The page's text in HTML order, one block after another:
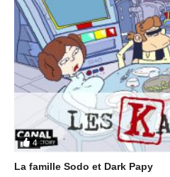
4
La famille Sodo et Dark Papy